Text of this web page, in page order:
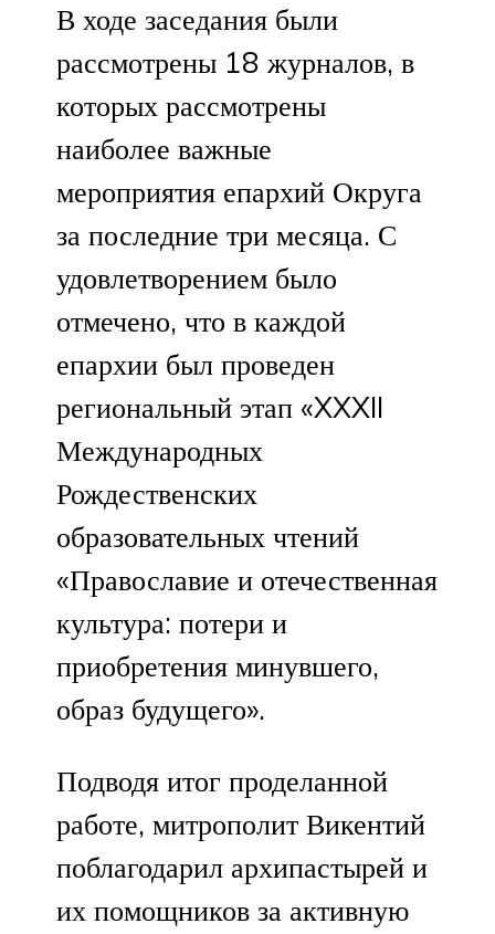
В ходе заседания были
рассмотрены 18 журналов, в
которых рассмотрены
наиболее важные
мероприятия епархий Округа
за последние три месяца. С
удовлетворением было
отмечено, что в каждой
епархии был проведен
региональный этап «XXXII
Международных
Рождественских
образовательных чтений
«Православие и отечественная
культура: потери и
приобретения минувшего,
образ будущего».
Подводя итог проделанной
работе, митрополит Викентий
поблагодарил архипастырей и
их помощников за активную